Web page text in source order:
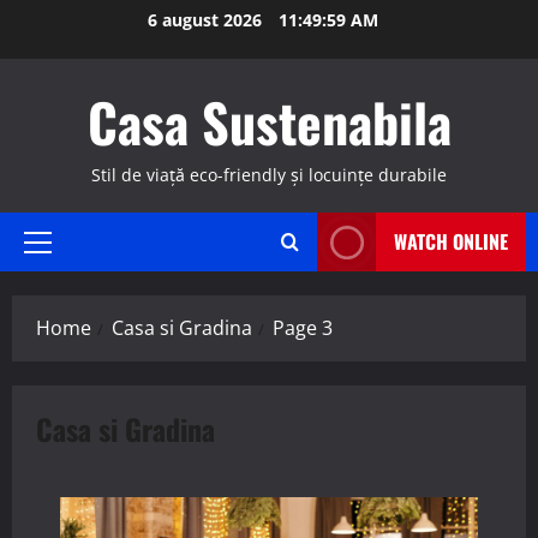
6 august 2026 11:50:01 AM
Casa Sustenabila
Stil de viață eco-friendly și locuințe durabile
Primary
WATCH ONLINE
Home Casa si Gradina Page 3
Casa si Gradina